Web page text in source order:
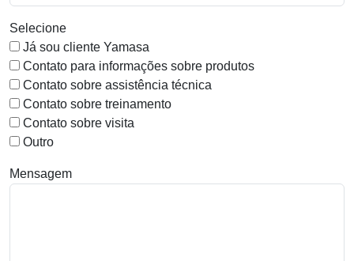
Selecione
Já sou cliente Yamasa
Contato para informações sobre produtos
Contato sobre assistência técnica
Contato sobre treinamento
Contato sobre visita
Outro
Mensagem